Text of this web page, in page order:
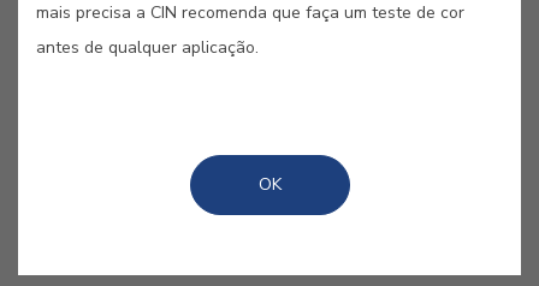
de Mármara e cuja profundidade
inspira este tom aquático.
mais precisa a CIN recomenda que faça um teste de cor
antes de qualquer aplicação.
OK